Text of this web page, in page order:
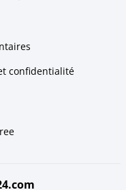
confidentialité